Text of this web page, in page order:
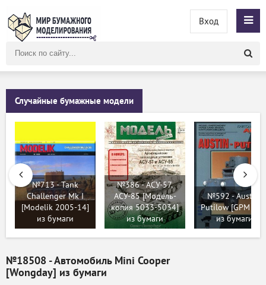
сайту
Вход
Случайные бумажные модели
№713 - Tank
Challenger Mk I
[Modelik 2005-14]
из бумаги
№386 - АСУ-57,
АСУ-85 [Модель-
копия 5033-5034]
из бумаги
№592 - Austin-
Putilow [GPM
из бумаги
№18508 - Автомобиль Mini Cooper
[Wongday] из бумаги